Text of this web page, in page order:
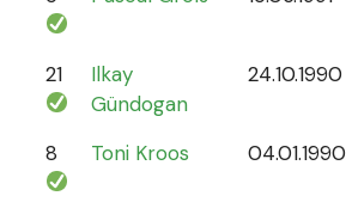
21
Ilkay
Gündogan
24.10.1990
8 Toni Kroos 04.01.1990